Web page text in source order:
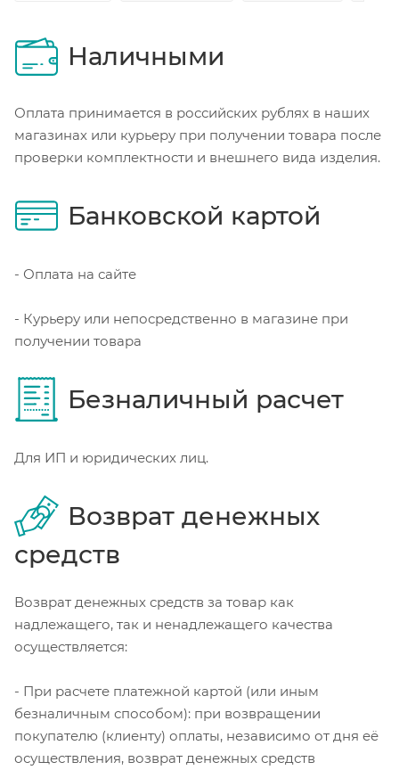
Наличными
Оплата принимается в российских рублях в наших
магазинах или курьеру при получении товара после
проверки комплектности и внешнего вида изделия.
Банковской картой
- Оплата на сайте
- Курьеру или непосредственно в магазине при
получении товара
Безналичный расчет
Для ИП и юридических лиц.
Возврат денежных
средств
Возврат денежных средств за товар как
надлежащего, так и ненадлежащего качества
осуществляется:
- При расчете платежной картой (или иным
безналичным способом): при возвращении
покупателю (клиенту) оплаты, независимо от дня её
осуществления, возврат денежных средств